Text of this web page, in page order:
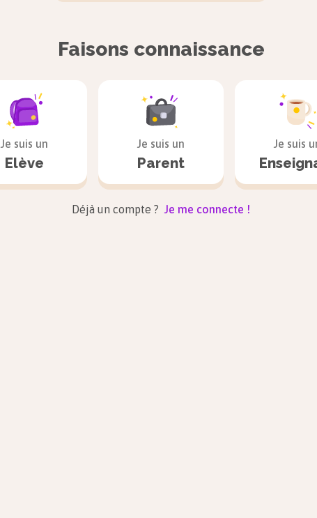
À l’altitude $z_A$, notons la pression $P_A$
Faisons connaissance
Je suis un
Elève
Je suis un
Parent
Je suis
Déjà un compte ? Je me connecte !